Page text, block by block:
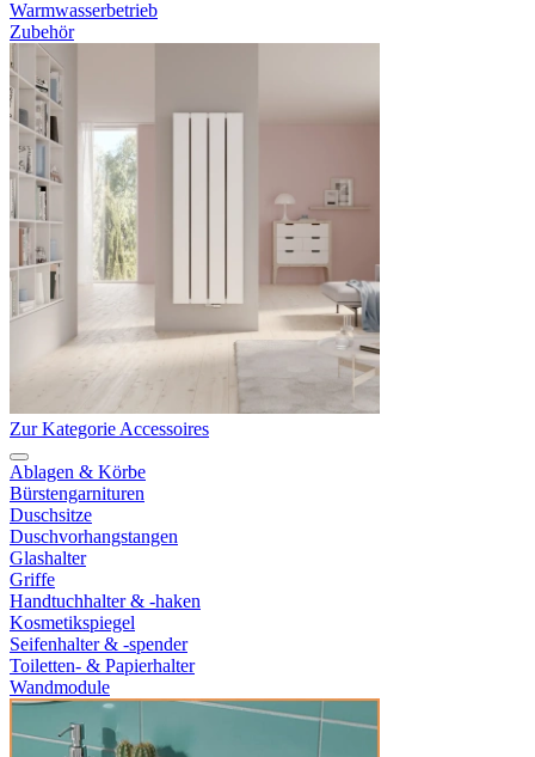
Warmwasserbetrieb
Zubehör
Zur Kategorie Accessoires
Ablagen & Körbe
Bürstengarnituren
Duschsitze
Duschvorhangstangen
Glashalter
Griffe
Handtuchhalter & -haken
Kosmetikspiegel
Seifenhalter & -spender
Toiletten- & Papierhalter
Wandmodule